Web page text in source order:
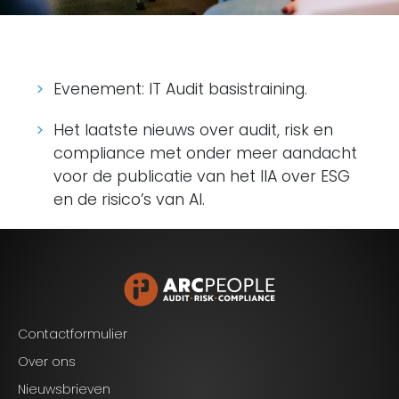
Evenement: IT Audit basistraining.
Het laatste nieuws over audit, risk en
compliance met onder meer aandacht
voor de publicatie van het IIA over ESG
en de risico’s van AI.
Contactformulier
Over ons
Nieuwsbrieven
Blijf op de hoogte van het laatste nieuws op het
gebied van Audit, Risk en Compliance.